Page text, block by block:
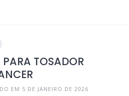
TOSADOR
EM 5 DE JANEIRO DE 2026